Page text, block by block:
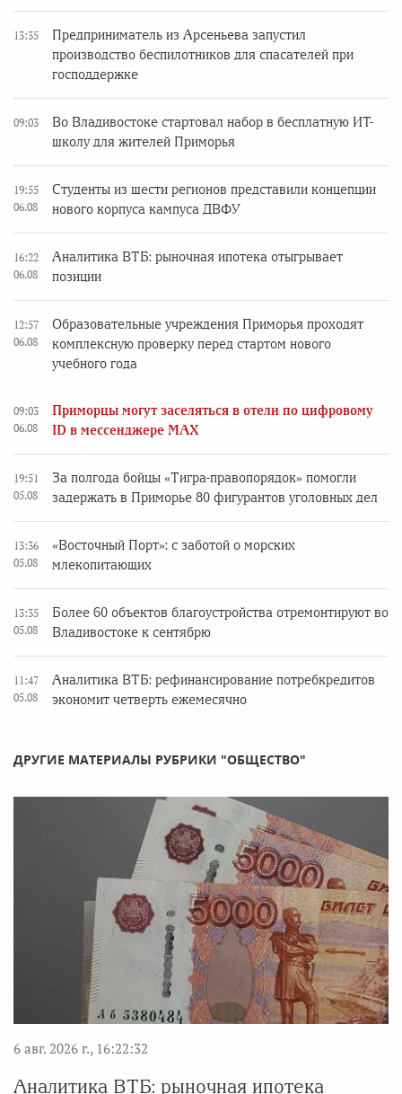
13:35
Предприниматель из Арсеньева запустил
производство беспилотников для спасателей при
господдержке
09:03
Во Владивостоке стартовал набор в бесплатную ИТ-
школу для жителей Приморья
19:55
06.08
Студенты из шести регионов представили концепции
нового корпуса кампуса ДВФУ
16:22
06.08
Аналитика ВТБ: рыночная ипотека отыгрывает
позиции
12:57
06.08
Образовательные учреждения Приморья проходят
комплексную проверку перед стартом нового
учебного года
09:03
06.08
Приморцы могут заселяться в отели по цифровому
ID в мессенджере MAX
19:51
05.08
За полгода бойцы «Тигра-правопорядок» помогли
задержать в Приморье 80 фигурантов уголовных дел
13:36
05.08
«Восточный Порт»: с заботой о морских
млекопитающих
13:35
05.08
Более 60 объектов благоустройства отремонтируют во
Владивостоке к сентябрю
11:47
05.08
Аналитика ВТБ: рефинансирование потребкредитов
экономит четверть ежемесячно
ДРУГИЕ МАТЕРИАЛЫ РУБРИКИ "ОБЩЕСТВО"
6 авг. 2026 г., 16:22:32
Аналитика ВТБ: рыночная ипотека